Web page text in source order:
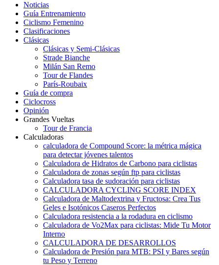
Noticias
Guía Entrenamiento
Ciclismo Femenino
Clasificaciones
Clásicas
Clásicas y Semi-Clásicas
Strade Bianche
Milán San Remo
Tour de Flandes
París-Roubaix
Guía de compra
Ciclocross
Opinión
Grandes Vueltas
Tour de Francia
Calculadoras
calculadora de Compound Score: la métrica mágica
para detectar jóvenes talentos
Calculadora de Hidratos de Carbono para ciclistas
Calculadora de zonas según ftp para ciclistas
Calculadora tasa de sudoración para ciclistas
CALCULADORA CYCLING SCORE INDEX
Calculadora de Maltodextrina y Fructosa: Crea Tus
Geles e Isotónicos Caseros Perfectos
Calculadora resistencia a la rodadura en ciclismo
Calculadora de Vo2Max para ciclistas: Mide Tu Motor
Interno
CALCULADORA DE DESARROLLOS
Calculadora de Presión para MTB: PSI y Bares según
tu Peso y Terreno